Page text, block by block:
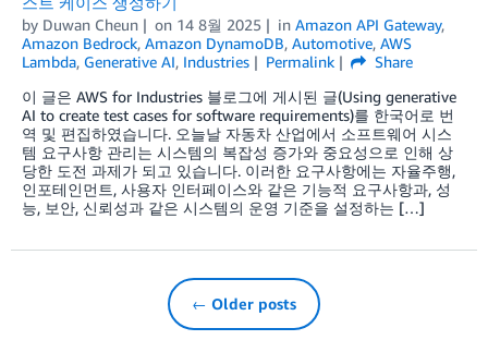
by Duwan Cheun on 14 8월 2025 in Amazon API Gateway,
Amazon Bedrock, Amazon DynamoDB, Automotive, AWS
Lambda, Generative AI, Industries Permalink
Share
이 글은 AWS for Industries 블로그에 게시된 글(Using generative
AI to create test cases for software requirements)를 한국어로 번
역 및 편집하였습니다. 오늘날 자동차 산업에서 소프트웨어 시스
템 요구사항 관리는 시스템의 복잡성 증가와 중요성으로 인해 상
당한 도전 과제가 되고 있습니다. 이러한 요구사항에는 자율주행,
인포테인먼트, 사용자 인터페이스와 같은 기능적 요구사항과, 성
능, 보안, 신뢰성과 같은 시스템의 운영 기준을 설정하는 […]
← Older posts